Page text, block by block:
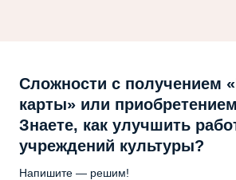
Сложности с получением
карты» или
Знаете, как улучшить
учреждений культуры?
Напишите — решим!